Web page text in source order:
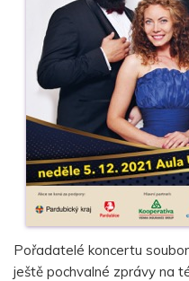
Pořadatelé koncertu
ještě pochvalné zprávy na